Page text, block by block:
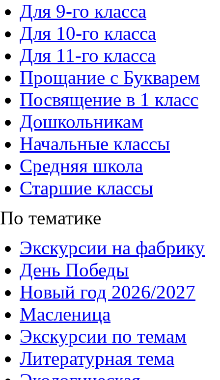
Для 9-го класса
Для 10-го класса
Для 11-го класса
Прощание с Букварем
Посвящение в 1 класс
Дошкольникам
Начальные классы
Средняя школа
Старшие классы
По тематике
Экскурсии на фабрику
День Победы
Новый год 2026/2027
Масленица
Экскурсии по темам
Литературная тема